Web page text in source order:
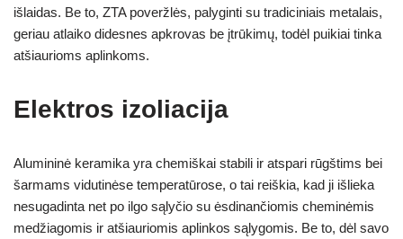
išlaidas. Be to, ZTA poveržlės, palyginti su tradiciniais metalais,
geriau atlaiko didesnes apkrovas be įtrūkimų, todėl puikiai tinka
atšiaurioms aplinkoms.
Elektros izoliacija
Alumininė keramika yra chemiškai stabili ir atspari rūgštims bei
šarmams vidutinėse temperatūrose, o tai reiškia, kad ji išlieka
nesugadinta net po ilgo sąlyčio su ėsdinančiomis cheminėmis
medžiagomis ir atšiauriomis aplinkos sąlygomis. Be to, dėl savo